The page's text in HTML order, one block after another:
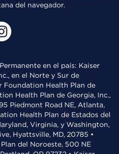
del navegador.
en el país: Kaiser
en el Norte y Sur de
Foundation Health Plan de
Health Plan de Georgia, Inc.,
Piedmont Road NE, Atlanta,
Health Plan de Estados del
Virginia, y Washington,
Hyattsville, MD, 20785 •
del Noroeste, 500 NE